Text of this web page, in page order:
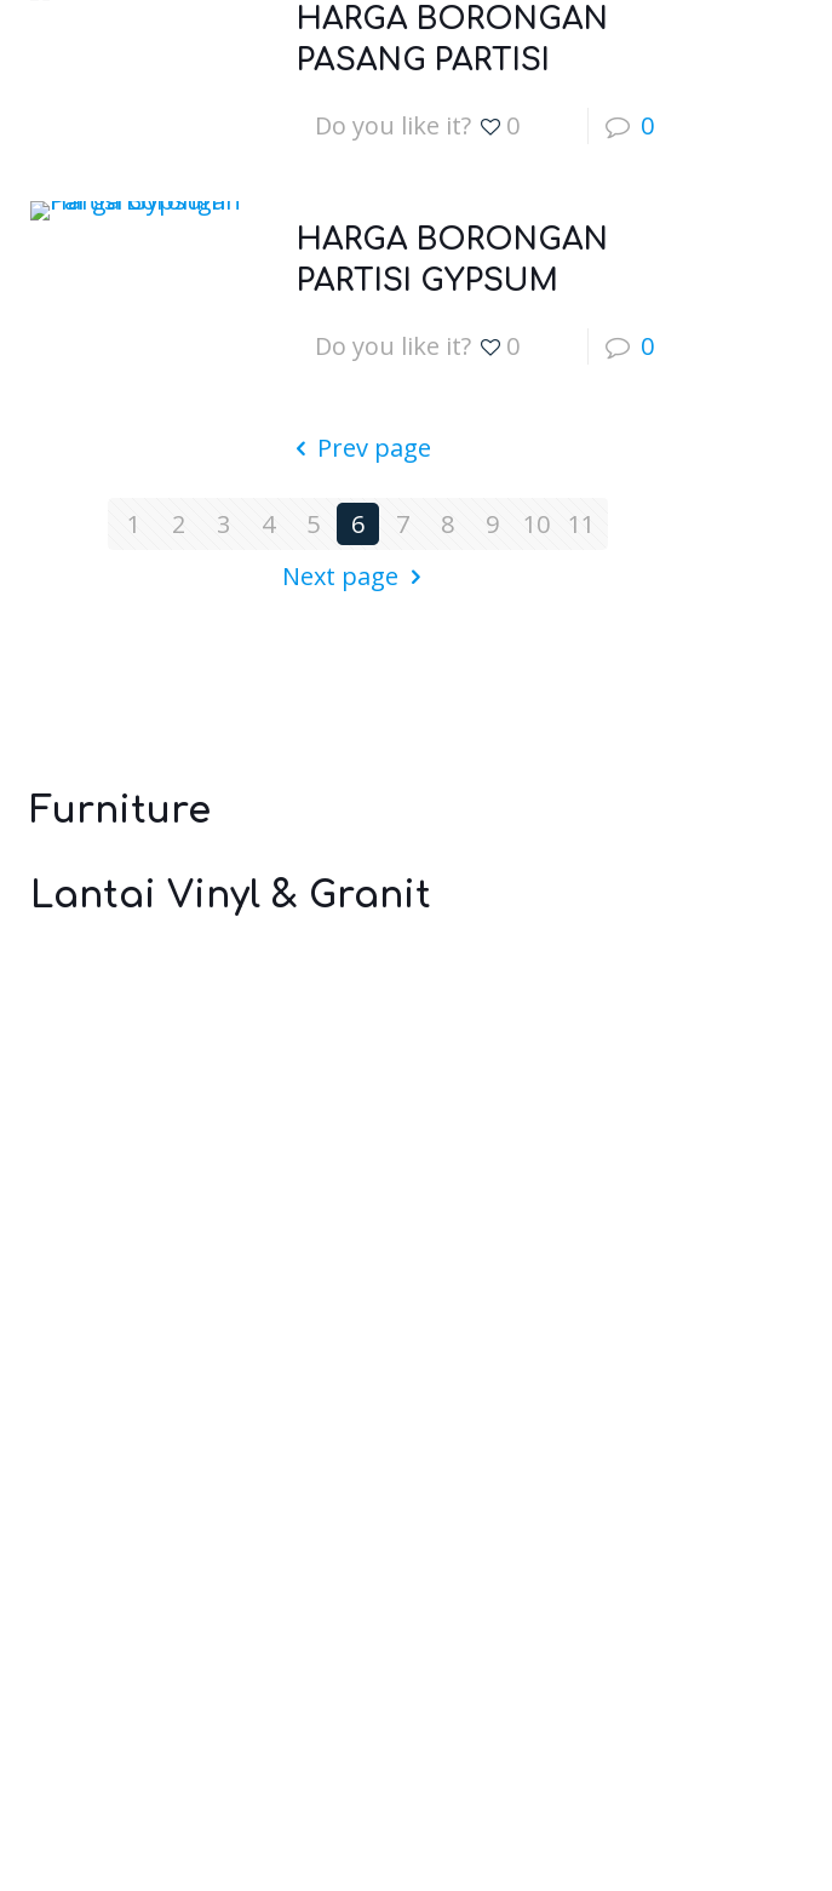
HARGA BORONGAN
PASANG PARTISI
Do you like it? 0 0
HARGA BORONGAN
PARTISI GYPSUM
Do you like it? 0 0
Prev page
1 2 3 4 5 6 7 8 9 10
11
Next page
Furniture
Lantai Vinyl & Granit